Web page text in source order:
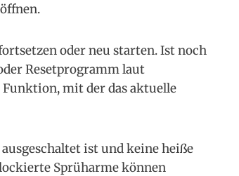
oder neu starten. Ist noch
Resetprogramm laut
Funktion, mit der das aktuelle
ist und keine heiße
Sprüharme können